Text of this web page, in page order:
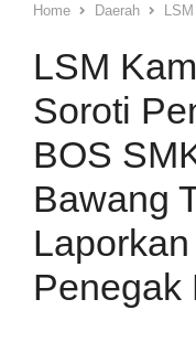
Home Daerah
LSM
Soroti
BOS
Bawang
Penegak